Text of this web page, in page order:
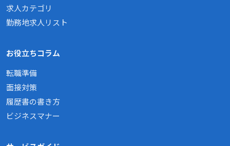
求人カテゴリ
勤務地求人リスト
お役立ちコラム
転職準備
面接対策
履歴書の書き方
ビジネスマナー